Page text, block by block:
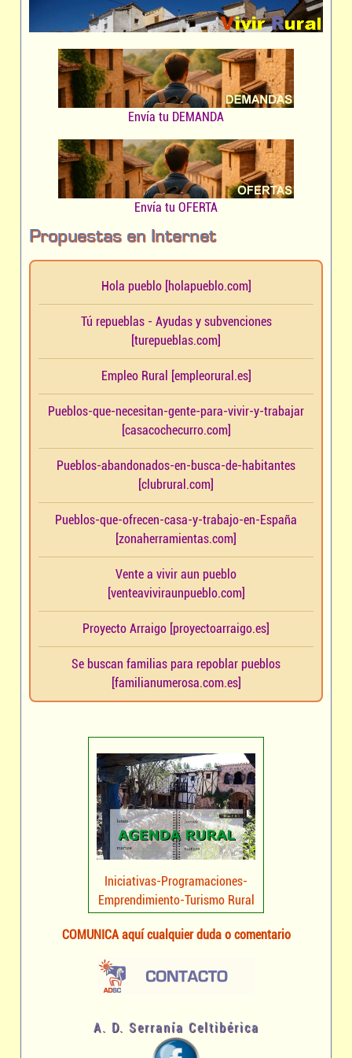
Envía tu DEMANDA
Envía tu OFERTA
Propuestas en Internet
Hola pueblo [holapueblo.com]
Tú repueblas - Ayudas y subvenciones
[turepueblas.com]
Empleo Rural [empleorural.es]
Pueblos-que-necesitan-gente-para-vivir-y-trabajar
[casacochecurro.com]
Pueblos-abandonados-en-busca-de-habitantes
[clubrural.com]
Pueblos-que-ofrecen-casa-y-trabajo-en-España
[zonaherramientas.com]
Vente a vivir aun pueblo
[venteaviviraunpueblo.com]
Proyecto Arraigo [proyectoarraigo.es]
Se buscan familias para repoblar pueblos
[familianumerosa.com.es]
Iniciativas-Programaciones-
Emprendimiento-Turismo Rural
COMUNICA aquí cualquier duda o comentario
A. D. Serranía Celtibérica